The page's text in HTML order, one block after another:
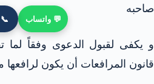
صاحبه
و يكفى لقبول الدعوى وفقاً لما
قانون المرافعات أن يكون لرافعها
💬 واتساب